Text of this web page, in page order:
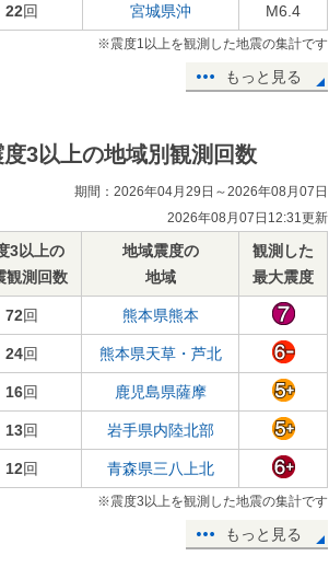
22回 宮城県沖 M6.4
※震度1以上を観測した地震の集計です
もっと見る
度3以上の地域別観測回数
期間：2026年04月29日～2026年08月07日
2026年08月07日12:31更新
3以上の
観測回数
地域震度の
地域
観測した
最大震度
72回 熊本県熊本
24回 熊本県天草・芦北
16回 鹿児島県薩摩
13回 岩手県内陸北部
12回 青森県三八上北
※震度3以上を観測した地震の集計です
もっと見る